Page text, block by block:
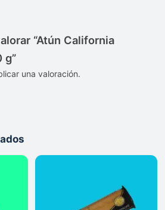
“Atún California
g”
una valoración.